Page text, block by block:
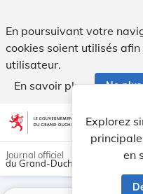
En poursuivant votre
cookies soient utilisés
utilisateur.
En savoir plus
Ne
Aller au contenu Explorez
en
Journal officiel
du Grand-Duché de Luxembourg